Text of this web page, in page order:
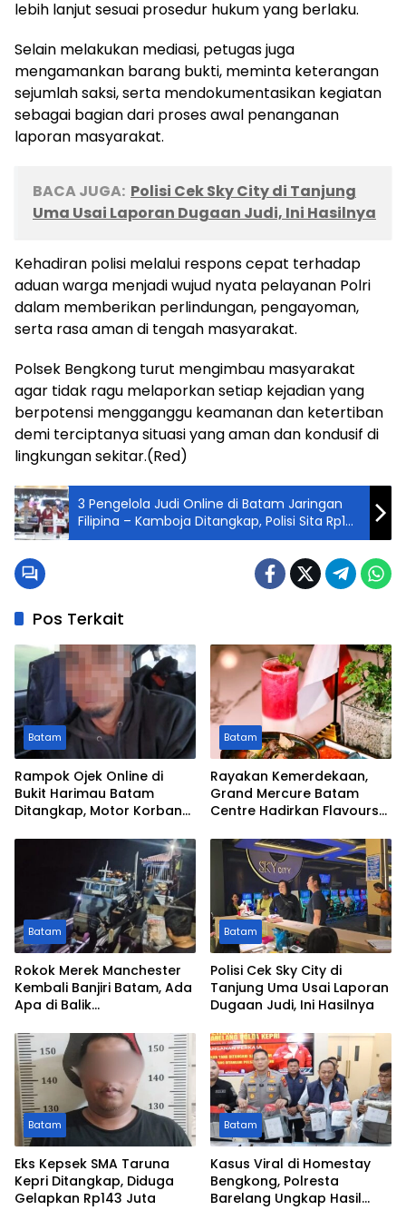
lebih lanjut sesuai prosedur hukum yang berlaku.
Selain melakukan mediasi, petugas juga
mengamankan barang bukti, meminta keterangan
sejumlah saksi, serta mendokumentasikan kegiatan
sebagai bagian dari proses awal penanganan
laporan masyarakat.
BACA JUGA: Polisi Cek Sky City di Tanjung
Uma Usai Laporan Dugaan Judi, Ini Hasilnya
Kehadiran polisi melalui respons cepat terhadap
aduan warga menjadi wujud nyata pelayanan Polri
dalam memberikan perlindungan, pengayoman,
serta rasa aman di tengah masyarakat.
Polsek Bengkong turut mengimbau masyarakat
agar tidak ragu melaporkan setiap kejadian yang
berpotensi mengganggu keamanan dan ketertiban
demi terciptanya situasi yang aman dan kondusif di
lingkungan sekitar.(Red)
3 Pengelola Judi Online di Batam Jaringan
Filipina – Kamboja Ditangkap, Polisi Sita Rp1
Miliar
Pos Terkait
Batam
Rampok Ojek Online di
Bukit Harimau Batam
Ditangkap, Motor Korban
Batam
Rayakan Kemerdekaan,
Grand Mercure Batam
Centre Hadirkan Flavours
Batam
Rokok Merek Manchester
Kembali Banjiri Batam, Ada
Apa di Balik
Batam
Polisi Cek Sky City di
Tanjung Uma Usai Laporan
Dugaan Judi, Ini Hasilnya
Batam
Eks Kepsek SMA Taruna
Kepri Ditangkap, Diduga
Gelapkan Rp143 Juta
Batam
Kasus Viral di Homestay
Bengkong, Polresta
Barelang Ungkap Hasil